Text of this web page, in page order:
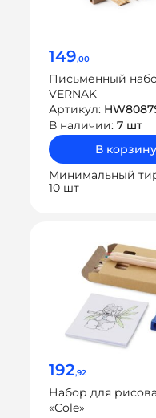
149,00
Письменный
VERNAK
Артикул:
В наличии: 7 шт
В корзину
Минимальный
10 шт
192,92
Набор для
«Cole»